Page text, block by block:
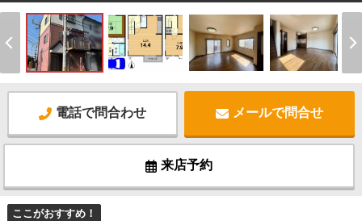
電話で問合わせ メールで問合せ
来店予約
ここがおすすめ！